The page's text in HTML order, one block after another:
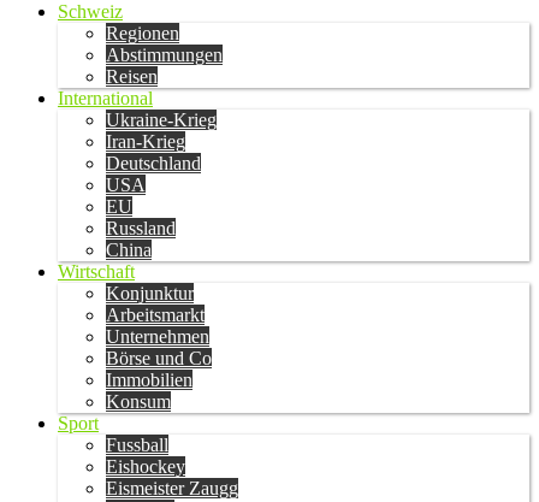
Schweiz
Regionen
Abstimmungen
Reisen
International
Ukraine-Krieg
Iran-Krieg
Deutschland
USA
EU
Russland
China
Wirtschaft
Konjunktur
Arbeitsmarkt
Unternehmen
Börse und Co
Immobilien
Konsum
Sport
Fussball
Eishockey
Eismeister Zaugg